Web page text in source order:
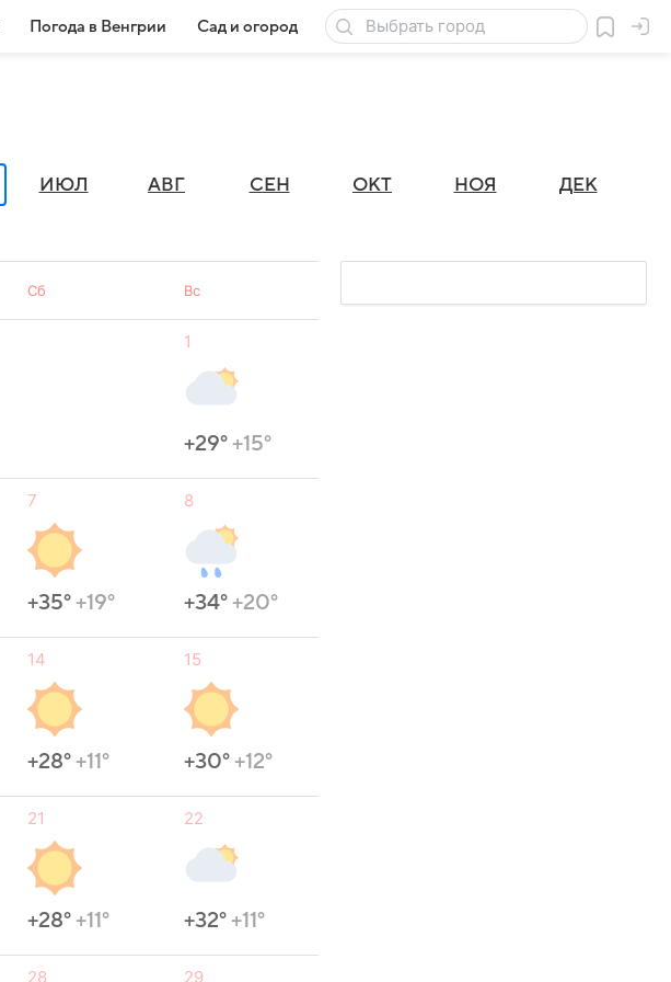
Погода в Венгрии Сад и огород Товары для дачи
ИЮЛ АВГ СЕН ОКТ НОЯ ДЕК
Сб Вс
1
+29°+15°
7
+35°+19°
8
+34°+20°
14
+28°+11°
15
+30°+12°
21
+28°+11°
22
+32°+11°
28 29